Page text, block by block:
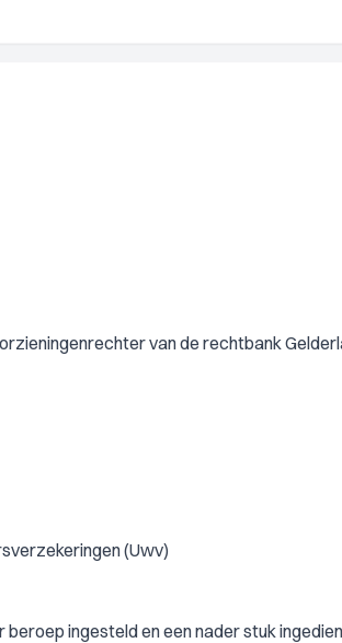
van de rechtbank
(Uwv)
beroep ingesteld en een nader stuk